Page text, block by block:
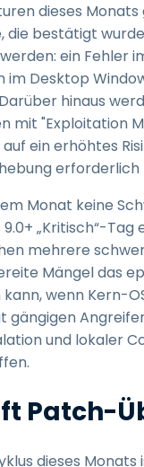
dieses
die bestätigt
ein Fehler
im Desktop
hinaus
mit "Exploitation
ein erhöhtes
Monat keine
9.0+ „Kritisch“-Tag
mehrere
Mängel das
wenn Kern-
gängigen
und lokaler
Patch-
dieses